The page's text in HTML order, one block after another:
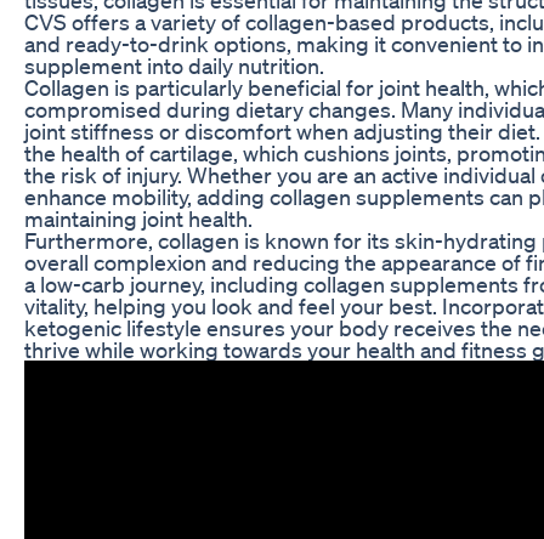
CVS offers a variety of collagen-based products,
and ready-to-drink options, making it convenient to
supplement into daily nutrition.
Collagen is particularly beneficial for joint health,
compromised during dietary changes. Many
joint stiffness or discomfort when adjusting their
the health of cartilage, which cushions joints,
the risk of injury. Whether you are an active
enhance mobility, adding collagen supplements can
maintaining joint health.
Furthermore, collagen is known for its skin-
overall complexion and reducing the appearance of
a low-carb journey, including collagen supplements
vitality, helping you look and feel your best.
ketogenic lifestyle ensures your body receives the
thrive while working towards your health and fitness